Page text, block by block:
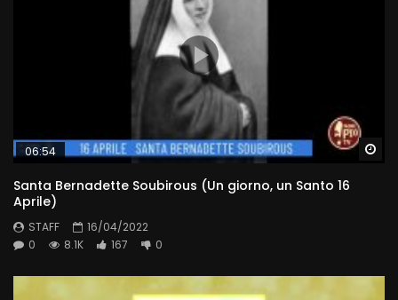
06:54
Santa Bernadette Soubirous (Un giorno, un Santo 16
Aprile)
STAFF
16/04/2022
0
8.1K 167 0